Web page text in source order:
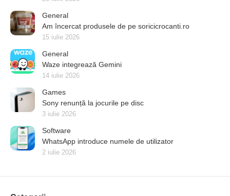
General
Am încercat produsele de pe soricicrocanti.ro
15 iulie 2026
General
Waze integrează Gemini
14 iulie 2026
Games
Sony renunță la jocurile pe disc
3 iulie 2026
Software
WhatsApp introduce numele de utilizator
2 iulie 2026